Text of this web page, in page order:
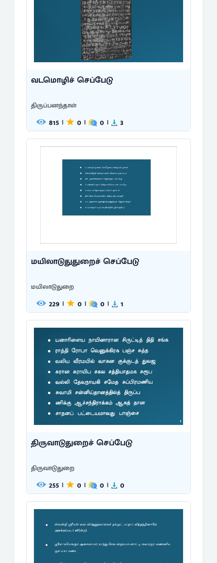
வடமொழிச் செப்பேடு
திருப்பனந்தாள்
815 | 0 | 0 | 3
மயிலாடுதுதுறைச் செப்பேடு
மயிலாடுதுறை
229 | 0 | 0 | 1
திருவாடுதுறைச் செப்பேடு
திருவாடுதுறை
255 | 0 | 0 | 0